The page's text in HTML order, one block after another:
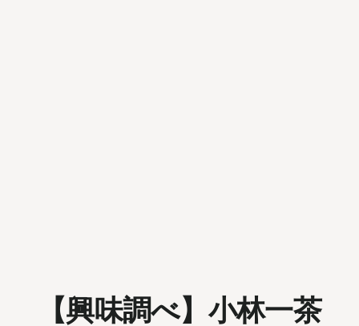
【興味調べ】小林一茶